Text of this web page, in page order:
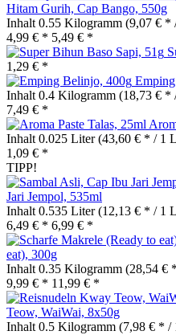
Hitam Gurih, Cap Bango, 550g
Inhalt 0.55 Kilogramm (9,07 € *
4,99 € * 5,49 € *
1,29 € *
Inhalt 0.4 Kilogramm (18,73 € *
7,49 € *
Inhalt 0.025 Liter(43,60 € * / 1
1,09 € *
TIPP!
Jari Jempol, 535ml
Inhalt 0.535 Liter(12,13 € * / 1
6,49 € * 6,99 € *
eat), 300g
Inhalt 0.35 Kilogramm (28,54 €
9,99 € * 11,99 € *
Teow, WaiWai, 8x50g
Inhalt 0.5 Kilogramm (7,98 € * /